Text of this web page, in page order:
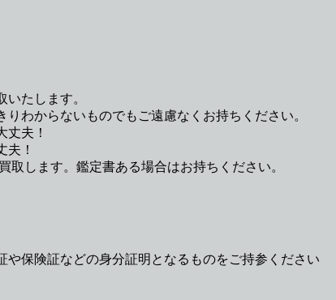
いたします。
りわからないものでもご遠慮なくお持ちください。
丈夫！
夫！
取します。鑑定書ある場合はお持ちください。
や保険証などの身分証明となるものをご持参ください